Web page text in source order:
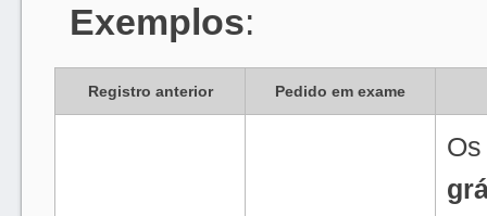
Exemplos:
Registro anterior Pedido em exame